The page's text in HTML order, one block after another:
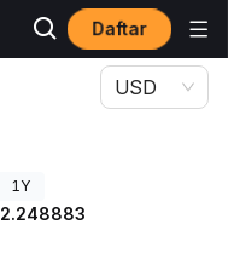
Daftar
USD
1Y
2.248883